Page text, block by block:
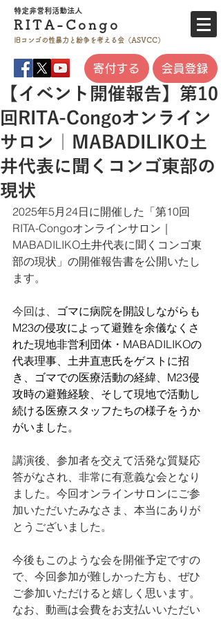
特定非営利活動法人
RITA- Co ngo
旧コンゴの性暴力と 紛争を考える会（ASVCC）
寄付する 会員登録
【イベント開催報告】第10
回RITA-Congoオンライン
サロン｜MABADILIKO土
井代表に聞くコンゴ東部の
現状
2025年5月24日に開催した「第10回
RITA-Congoオンラインサロン｜
MABADILIKO土井代表に聞くコンゴ東
部の現状 」の開催報告書を公開いたし
ます。
今回は、 ゴマに病院を開設しながらも
M23の侵攻によって避難を余儀なくさ
れた現地非営利団体・MABADILIKOの
代表理事、土井直恵氏をゲストに招
き、ゴマでの医療活動の経緯、M23侵
攻時の避難経験、そして現地で活動し
続ける医療スタッフたちの様子をうか
がいました。
講演後、参加者を交えて活発な質疑応
答がなされ、非常に有意義な会となり
ました。今回オンラインサロンにご参
加いただいたみなさま、本当にありが
とうございました。
今後もこのような会を開催予定ですの
で、今回参加が難しかった方も、ぜひ
ご参加いただけると嬉しく思います。
なお、動画は会費をお支払いいただい